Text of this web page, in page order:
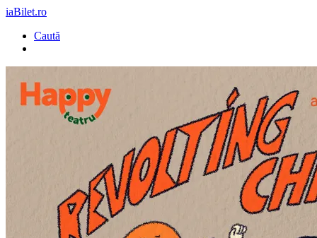
iaBilet.ro
Caută